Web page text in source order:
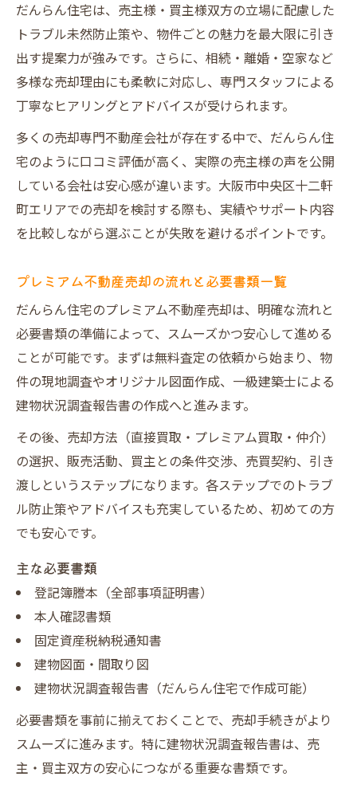
だんらん住宅は、売主様・買主様双方の立場に配慮した
トラブル未然防止策や、物件ごとの魅力を最大限に引き
出す提案力が強みです。さらに、相続・離婚・空家など
多様な売却理由にも柔軟に対応し、専門スタッフによる
丁寧なヒアリングとアドバイスが受けられます。
多くの売却専門不動産会社が存在する中で、だんらん住
宅のように口コミ評価が高く、実際の売主様の声を公開
している会社は安心感が違います。大阪市中央区十二軒
町エリアでの売却を検討する際も、実績やサポート内容
を比較しながら選ぶことが失敗を避けるポイントです。
プレミアム不動産売却の流れと必要書類一覧
だんらん住宅のプレミアム不動産売却は、明確な流れと
必要書類の準備によって、スムーズかつ安心して進める
ことが可能です。まずは無料査定の依頼から始まり、物
件の現地調査やオリジナル図面作成、一級建築士による
建物状況調査報告書の作成へと進みます。
その後、売却方法（直接買取・プレミアム買取・仲介）
の選択、販売活動、買主との条件交渉、売買契約、引き
渡しというステップになります。各ステップでのトラブ
ル防止策やアドバイスも充実しているため、初めての方
でも安心です。
主な必要書類
登記簿謄本（全部事項証明書）
本人確認書類
固定資産税納税通知書
建物図面・間取り図
建物状況調査報告書（だんらん住宅で作成可能）
必要書類を事前に揃えておくことで、売却手続きがより
スムーズに進みます。特に建物状況調査報告書は、売
主・買主双方の安心につながる重要な書類です。